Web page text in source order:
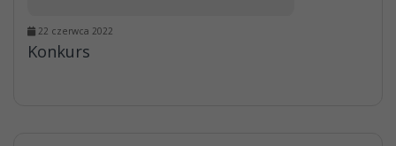
22 czerwca 2022
Konkurs